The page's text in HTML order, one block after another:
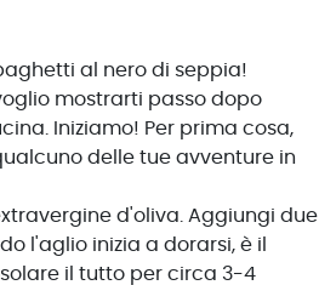
al nero di seppia!
mostrarti passo dopo
Iniziamo! Per prima cosa,
delle tue avventure in
d'oliva. Aggiungi due
l'aglio inizia a dorarsi, è il
il tutto per circa 3-4